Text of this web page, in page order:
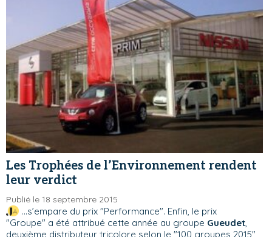
Les Trophées de l’Environnement rendent
leur verdict
Publié le 18 septembre 2015
...s’empare du prix "Performance". Enfin, le prix
"Groupe" a été attribué cette année au groupe Gueudet
deuxième distributeur tricolore selon le "100 groupes 2015"